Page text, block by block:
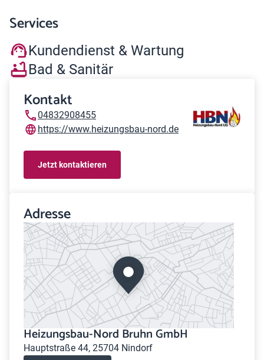
Services
Kundendienst & Wartung
Bad & Sanitär
Kontakt
04832908455
https://www.heizungsbau-nord.de
Jetzt kontaktieren
Adresse
Heizungsbau-Nord Bruhn GmbH
Hauptstraße 44, 25704 Nindorf